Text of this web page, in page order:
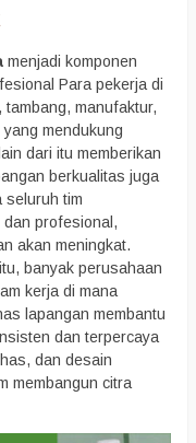
menjadi komponen
Para pekerja di
manufaktur,
mendukung
dari itu memberikan
berkualitas juga
seluruh tim
dan profesional,
akan meningkat.
banyak perusahaan
kerja di mana
lapangan membantu
dan terpercaya
dan desain
membangun citra